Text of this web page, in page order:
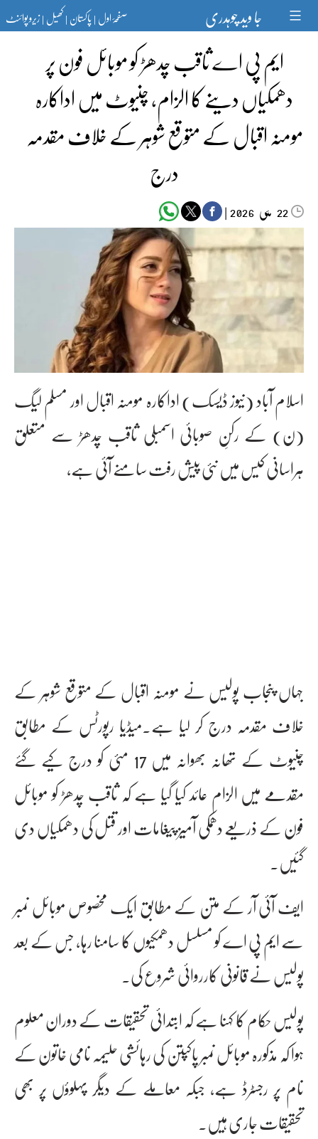
content جا وید چوہدری صفحۂ اول|پاکستان|کھیل|زیرو پوائنٹ
ایم پی اے ثاقب چدھڑ کو موبائل فون پر
دھمکیاں دینے کا الزام، چنیوٹ میں اداکارہ
مومنہ اقبال کے متوقع شوہر کے خلاف مقدمہ
درج
22 مئی‬‮ |
اسلام آباد (نیوز ڈیسک) اداکارہ مومنہ اقبال اور مسلم لیگ
(ن) کے رکنِ صوبائی اسمبلی ثاقب چدھڑ سے متعلق
ہراسانی کیس میں نئی پیش رفت سامنے آئی ہے،
جہاں پنجاب پولیس نے مومنہ اقبال کے متوقع شوہر کے
خلاف مقدمہ درج کر لیا ہے۔میڈیا رپورٹس کے مطابق
چنیوٹ کے تھانہ بھوانہ میں 17 مئی کو درج کیے گئے
مقدمے میں الزام عائد کیا گیا ہے کہ ثاقب چدھڑ کو موبائل
فون کے ذریعے دھمکی آمیز پیغامات اور قتل کی دھمکیاں دی
گئیں۔
ایف آئی آر کے متن کے مطابق ایک مخصوص موبائل نمبر
سے ایم پی اے کو مسلسل دھمکیوں کا سامنا رہا، جس کے بعد
پولیس نے قانونی کارروائی شروع کی۔
پولیس حکام کا کہنا ہے کہ ابتدائی تحقیقات کے دوران معلوم
ہوا کہ مذکورہ موبائل نمبر پاکپتن کی رہائشی حلیمہ نامی خاتون کے
نام پر رجسٹرڈ ہے، جبکہ معاملے کے دیگر پہلوؤں پر بھی
تحقیقات جاری ہیں۔